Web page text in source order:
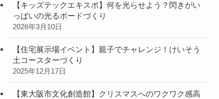
【キッズテックエキスポ】何を光らせよう？閃きがい
っぱいの光るボードづくり
2026年3月10日
【住宅展示場イベント】親子でチャレンジ！けいそう
土コースターづくり
2025年12月17日
【東大阪市文化創造館】クリスマスへのワクワク感高